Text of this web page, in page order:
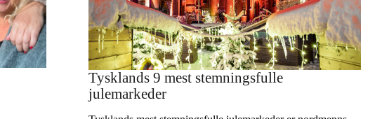
Tysklands 9 mest stemningsfulle
julemarkeder